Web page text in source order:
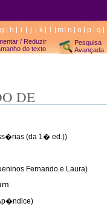
g h i j k m n o p q
/ Reduzir
do texto
Pesquisa
Avançada
DE
(da 1� ed.))
Fernando e Laura)